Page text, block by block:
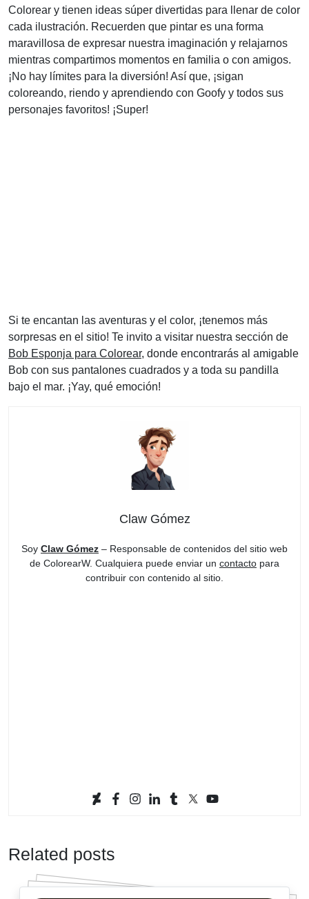
Colorear y tienen ideas súper divertidas para llenar de color
cada ilustración. Recuerden que pintar es una forma
maravillosa de expresar nuestra imaginación y relajarnos
mientras compartimos momentos en familia o con amigos.
¡No hay límites para la diversión! Así que, ¡sigan
coloreando, riendo y aprendiendo con Goofy y todos sus
personajes favoritos! ¡Super!
Si te encantan las aventuras y el color, ¡tenemos más
sorpresas en el sitio! Te invito a visitar nuestra sección de
Bob Esponja para Colorear, donde encontrarás al amigable
Bob con sus pantalones cuadrados y a toda su pandilla
bajo el mar. ¡Yay, qué emoción!
Claw Gómez
Soy Claw Gómez – Responsable de contenidos del sitio web
de ColorearW. Cualquiera puede enviar un contacto para
contribuir con contenido al sitio.
Related posts